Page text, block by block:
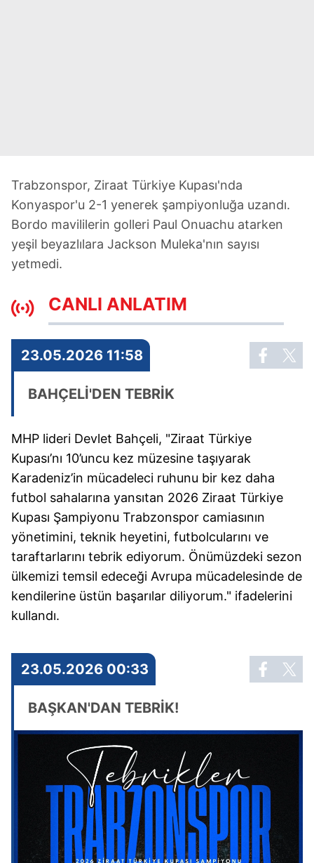
Trabzonspor, Ziraat Türkiye Kupası'nda
Konyaspor'u 2-1 yenerek şampiyonluğa uzandı.
Bordo mavililerin golleri Paul Onuachu atarken
yeşil beyazlılara Jackson Muleka'nın sayısı
yetmedi.
CANLI ANLATIM
23.05.2026 11:58
BAHÇELİ'DEN TEBRİK
MHP lideri Devlet Bahçeli, "Ziraat Türkiye
Kupası’nı 10’uncu kez müzesine taşıyarak
Karadeniz’in mücadeleci ruhunu bir kez daha
futbol sahalarına yansıtan 2026 Ziraat Türkiye
Kupası Şampiyonu Trabzonspor camiasının
yönetimini, teknik heyetini, futbolcularını ve
taraftarlarını tebrik ediyorum. Önümüzdeki sezon
ülkemizi temsil edeceği Avrupa mücadelesinde de
kendilerine üstün başarılar diliyorum." ifadelerini
kullandı.
23.05.2026 00:33
BAŞKAN'DAN TEBRİK!